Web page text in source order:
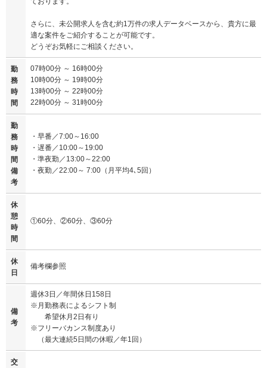
さらに、未公開求人を含む約1万件の求人データベースから、貴方に最
適な案件をご紹介することが可能です。
どうぞお気軽にご相談ください。
勤
務
時
間
07時00分 ～ 16時00分
10時00分 ～ 19時00分
13時00分 ～ 22時00分
22時00分 ～ 31時00分
勤
務
時
間
備
考
・早番／7:00～16:00
・遅番／10:00～19:00
・準夜勤／13:00～22:00
・夜勤／22:00～ 7:00（月平均4､5回）
休
憩
時
間
①60分、②60分、③60分
休
日
備考欄参照
備
考
週休3日／年間休日158日
※月勤務表によるシフト制
希望休月2日有り
※フリーバカンス制度あり
（最大連続5日間の休暇／年1回）
交